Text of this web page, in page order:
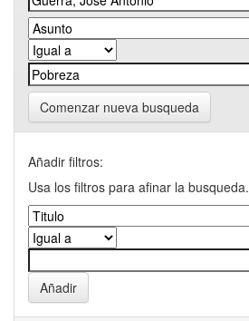
Comenzar nueva busqueda
Añadir filtros:
Usa los filtros para afinar la busqueda.